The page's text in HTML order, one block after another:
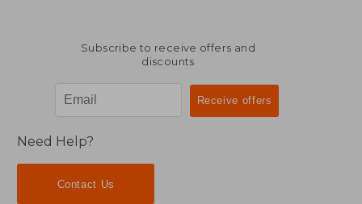
Subscribe to receive offers and
discounts
Need Help?
Contact Us